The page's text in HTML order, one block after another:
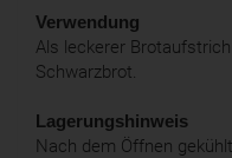
Verwendung
Als leckerer
Schwarzbrot.
Lagerungshinweis
Nach dem Öffnen